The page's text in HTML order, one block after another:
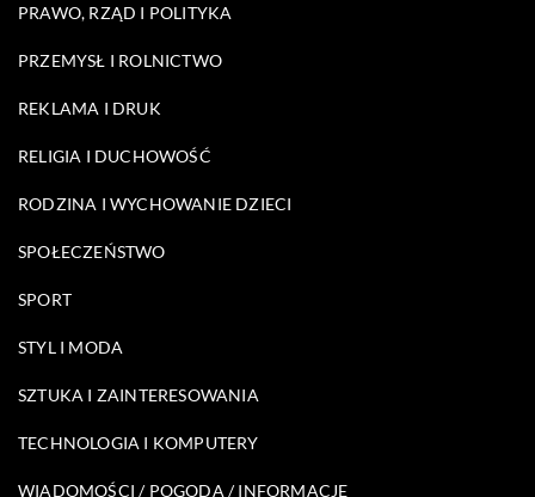
PRAWO, RZĄD I POLITYKA
PRZEMYSŁ I ROLNICTWO
REKLAMA I DRUK
RELIGIA I DUCHOWOŚĆ
RODZINA I WYCHOWANIE DZIECI
SPOŁECZEŃSTWO
SPORT
STYL I MODA
SZTUKA I ZAINTERESOWANIA
TECHNOLOGIA I KOMPUTERY
WIADOMOŚCI / POGODA / INFORMACJE